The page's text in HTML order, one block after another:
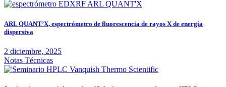
ARL QUANT’X, espectrómetro de fluorescencia de rayos X de energía
dispersiva
2 diciembre, 2025
Notas Técnicas